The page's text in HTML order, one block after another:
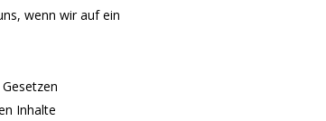
wenn wirauf ein
Inhalte